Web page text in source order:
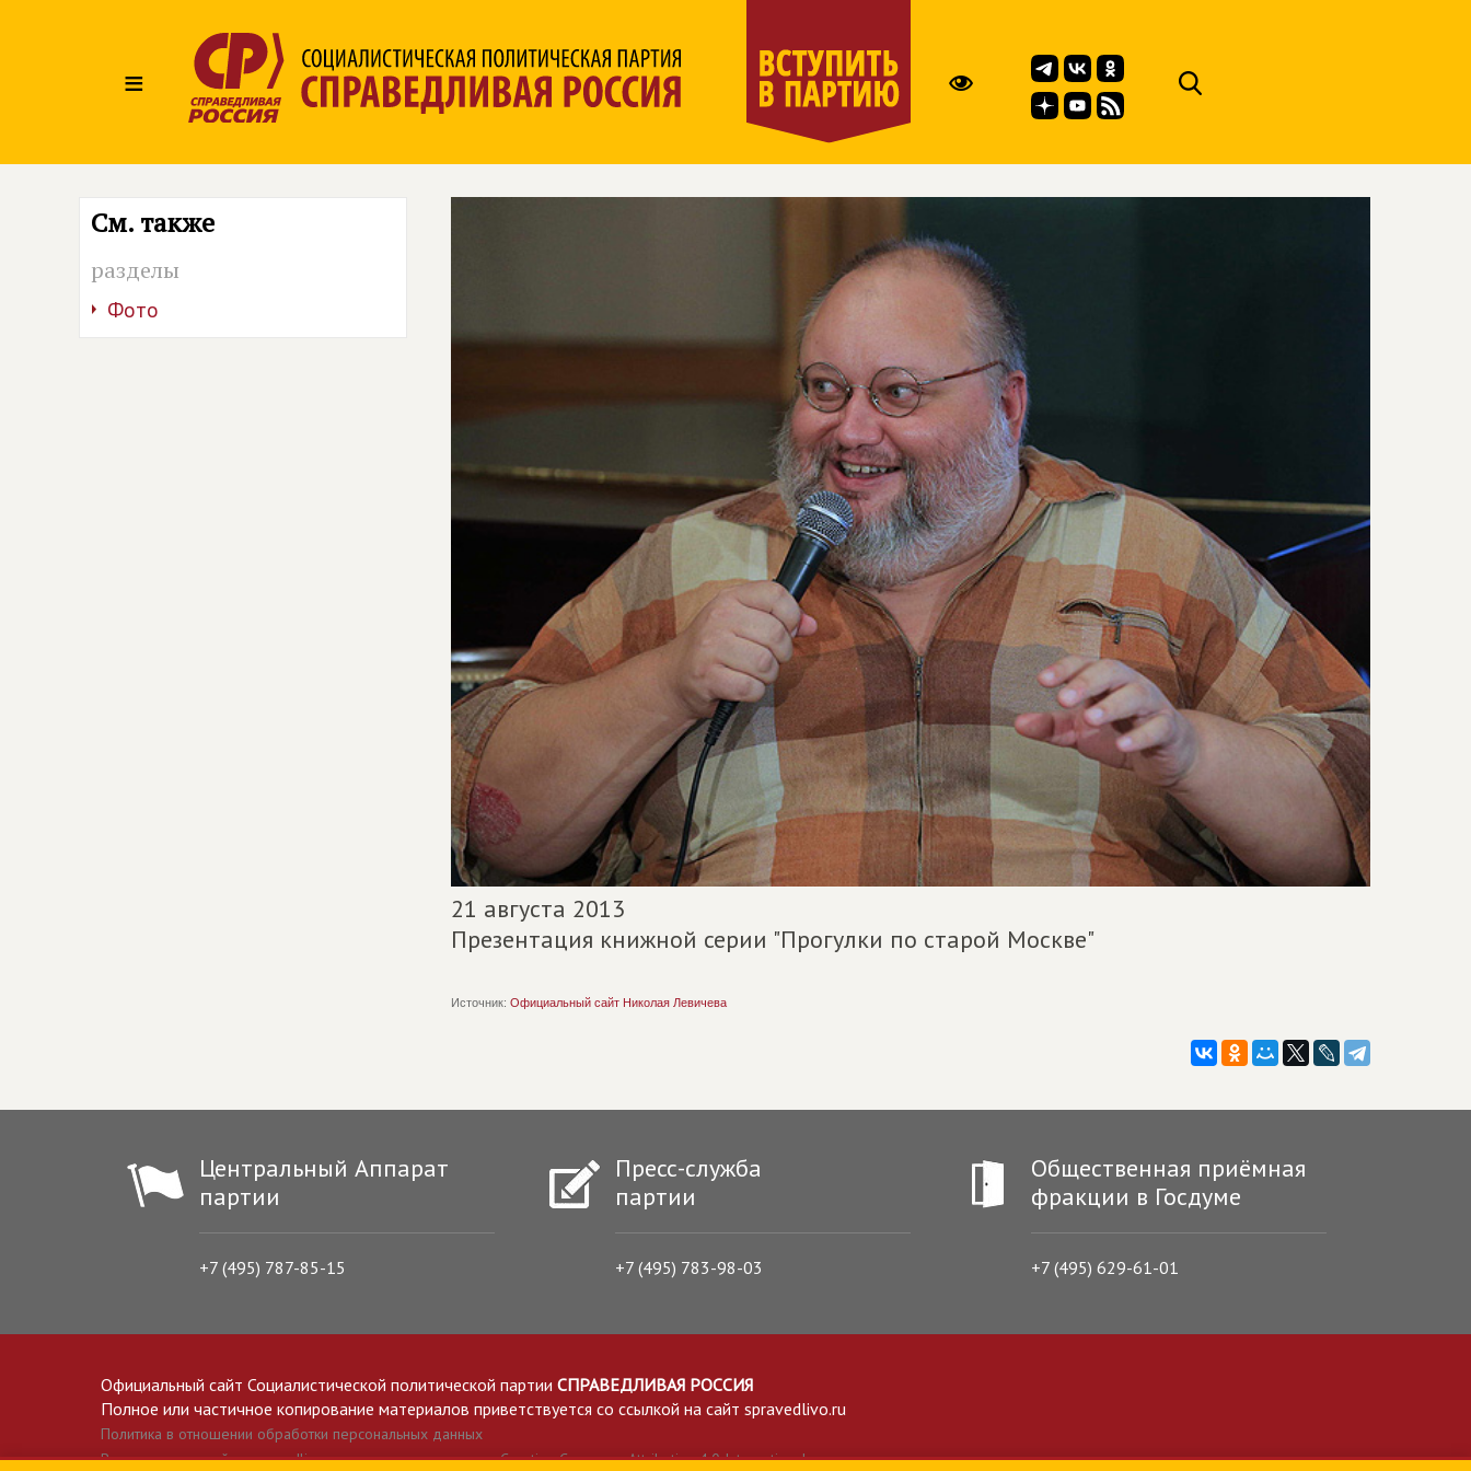
≡
См. также
разделы
Фото
21 августа 2013
Презентация книжной серии "Прогулки по старой Москве"
Источник: Официальный сайт Николая Левичева
Центральный Аппарат
партии
+7 (495) 787-85-15
Пресс-служба
партии
+7 (495) 783-98-03
Общественная приёмная
фракции в Госдуме
+7 (495) 629-61-01
Официальный сайт Социалистической политической партии СПРАВЕДЛИВАЯ РОССИЯ
Полное или частичное копирование материалов приветствуется со ссылкой на сайт spravedlivo.ru
Политика в отношении обработки персональных данных
Все материалы сайта spravedlivo.ru доступны по лицензии Creative Commons Attribution 4.0 International